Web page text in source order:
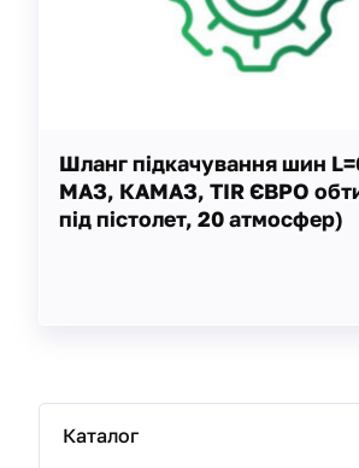
Шланг підкачування шин
МАЗ, КАМАЗ, TIR ЄВРО
під пістолет, 20 атмосфер)
Каталог